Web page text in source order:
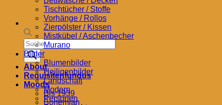
Products
search
About
Requisitenfundus
Moods
Bis 1939
Bohemian
Tischtücher / Stoffe
Vorhänge / Rollos
Zierpölster / Kissen
Mistkübel / Aschenbecher
Murano
Bilder
Blumenbilder
Heiligenbilder
Landschaft
Modern
Personen